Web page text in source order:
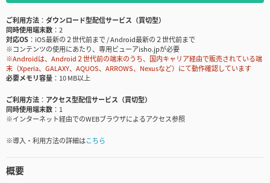
ご利用方法
ダウンロード型配信サービス（買切型）
同時使用端末数
2
対応OS
iOS最新の２世代前まで / Android最新の２世代前まで
※コンテンツの使用にあたり、専用ビューアisho.jpが必要
※Androidは、Android２世代前の端末のうち、国内キャリア経由で販売されている端
末（Xperia、GALAXY、AQUOS、ARROWS、Nexusなど）にて動作確認しています
必要メモリ容量
10 MB以上
ご利用方法
アクセス型配信サービス（買切型）
同時使用端末数
1
※インターネット経由でのWEBブラウザによるアクセス参照
※導入・利用方法の詳細はこちら
概要